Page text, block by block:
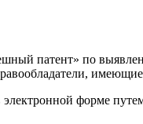
патент» по
электронной форме